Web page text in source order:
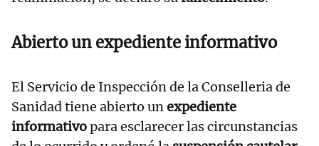
Abierto un expediente informativo
El Servicio de Inspección de la Conselleria de
Sanidad tiene abierto unexpediente
informativopara esclarecer las circunstancias